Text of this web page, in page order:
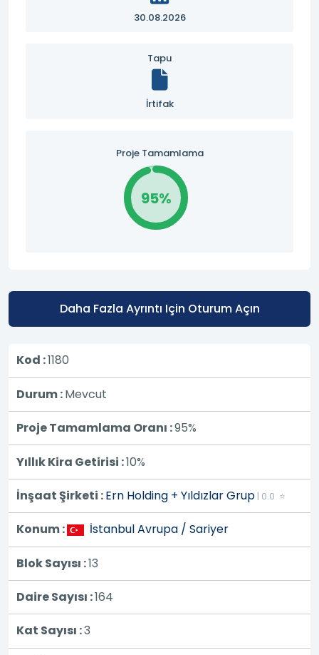
30.08.2026
Tapu
İrtifak
Proje Tamamlama
95%
Daha Fazla Ayrıntı Için Oturum Açın
Kod :1180
Durum :Mevcut
Proje Tamamlama Oranı :95%
Yıllık Kira Getirisi :10%
İnşaat Şirketi :Ern Holding + Yıldızlar Grup | 0.0 ⭐
Konum : İstanbul Avrupa / Sariyer
Blok Sayısı :13
Daire Sayısı :164
Kat Sayısı :3